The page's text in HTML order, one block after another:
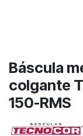
Báscula
colgante
150-RMS